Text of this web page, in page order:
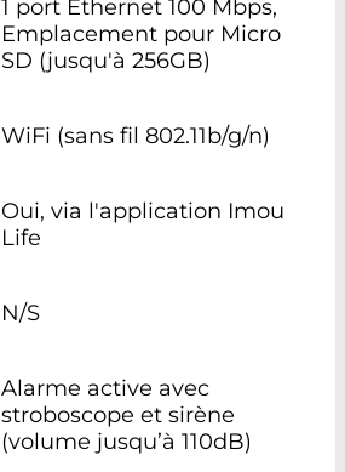
1 port Ethernet 100 Mbps,
Emplacement pour Micro
SD (jusqu'à 256GB)
WiFi (sans fil 802.11b/g/n)
Oui, via l'application Imou
Life
N/S
Alarme active avec
stroboscope et sirène
(volume jusqu’à 110dB)